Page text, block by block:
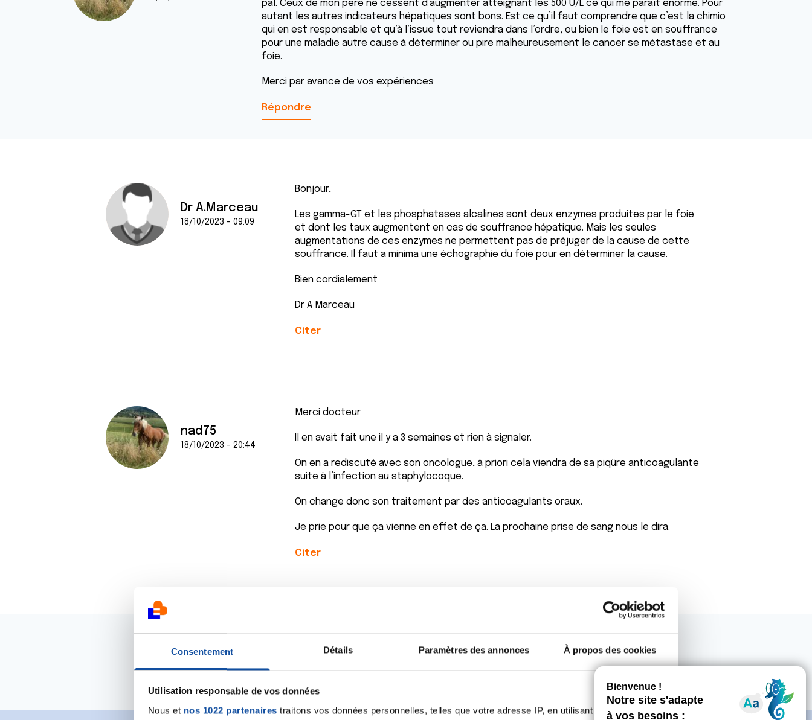
Consentement Détails Paramètres des annonces À propos des cookies
Utilisation responsable de vos données
Nous et nos 1022 partenaires traitons vos données personnelles, telles que votre adresse IP, en utilisant des
pal. Ceux de mon père ne cessent d’augmenter atteignant les 500 U/L ce qui me paraît énorme. Pour
autant les autres indicateurs hépatiques sont bons. Est ce qu’il faut comprendre que c’est la chimio
qui en est responsable et qu’à l’issue tout reviendra dans l’ordre, ou bien le foie est en souffrance
pour une maladie autre cause à déterminer ou pire malheureusement le cancer se métastase et au
foie.
Merci par avance de vos expériences
Répondre
Dr A.Marceau
18/10/2023 - 09:09
Bonjour,
Les gamma-GT et les phosphatases alcalines sont deux enzymes produites par le foie
et dont les taux augmentent en cas de souffrance hépatique. Mais les seules
augmentations de ces enzymes ne permettent pas de préjuger de la cause de cette
souffrance. Il faut a minima une échographie du foie pour en déterminer la cause.
Bien cordialement
Dr A Marceau
Citer
nad75
18/10/2023 - 20:44
Merci docteur
Il en avait fait une il y a 3 semaines et rien à signaler.
On en a rediscuté avec son oncologue, à priori cela viendra de sa piqûre anticoagulante
suite à l’infection au staphylocoque.
On change donc son traitement par des anticoagulants oraux.
Je prie pour que ça vienne en effet de ça. La prochaine prise de sang nous le dira.
Citer